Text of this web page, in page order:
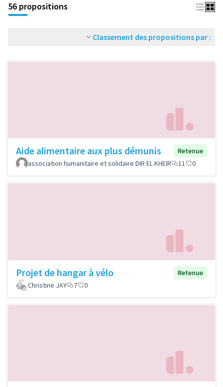
56 propositions
Classement des propositions par :
Aide alimentaire aux plus démunis
Retenue
association humanitaire et solidaire DIR EL KHEIR
11 0
Projet de hangar à vélo
Retenue
Christine JAY
7 0